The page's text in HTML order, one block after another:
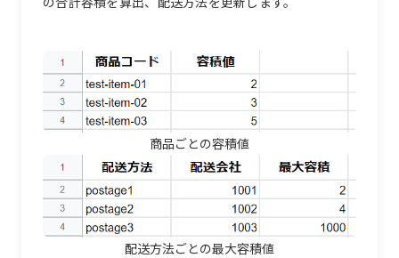
商品ごとの容積値
配送方法ごとの最大容積値